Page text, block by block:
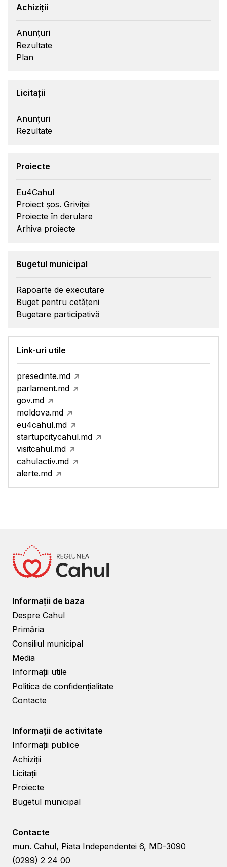
Achiziții
Anunțuri
Rezultate
Plan
Licitații
Anunțuri
Rezultate
Proiecte
Eu4Cahul
Proiect șos. Griviței
Proiecte în derulare
Arhiva proiecte
Bugetul municipal
Rapoarte de executare
Buget pentru cetățeni
Bugetare participativă
Link-uri utile
presedinte.md
parlament.md
gov.md
moldova.md
eu4cahul.md
startupcitycahul.md
visitcahul.md
cahulactiv.md
alerte.md
Informații de baza
Despre Cahul
Primăria
Consiliul municipal
Media
Informații utile
Politica de confidențialitate
Contacte
Informații de activitate
Informații publice
Achiziții
Licitații
Proiecte
Bugetul municipal
Contacte
mun. Cahul, Piata Independentei 6, MD-3090
(0299) 2 24 00